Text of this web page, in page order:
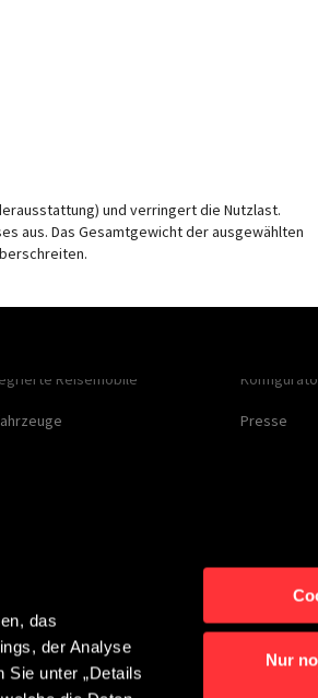
das
der Analyse
Sie unter „Details
Nur
Reisemobile
Presse
Kontakt
und verringert die Nutzlast.
aus. Das Gesamtgewicht der ausgewählten